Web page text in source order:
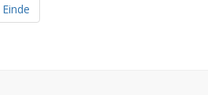
Einde